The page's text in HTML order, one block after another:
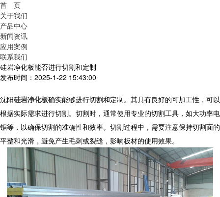
首 页
关于我们
产品中心
新闻资讯
应用案例
联系我们
硅岩净化板能否进行切割和定制
发布时间：2025-1-22 15:43:00
沈阳硅岩净化板确实能够进行切割和定制。其具有良好的可加工性，可以
根据实际需求进行切割。切割时，通常使用专业的切割工具，如大功率电
锯等，以确保切割的准确性和效率。切割过程中，需要注意保持切割面的
平整和光滑，避免产生毛刺或裂缝，影响板材的使用效果。